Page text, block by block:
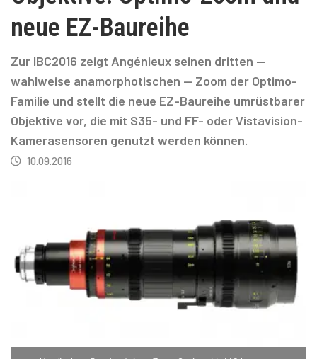
neue EZ-Baureihe
Zur IBC2016 zeigt Angénieux seinen dritten —
wahlweise anamorphotischen — Zoom der Optimo-
Familie und stellt die neue EZ-Baureihe umrüstbarer
Objektive vor, die mit S35- und FF- oder Vistavision-
Kamerasensoren genutzt werden können.
10.09.2016